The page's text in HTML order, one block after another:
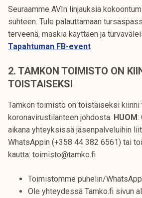
Seuraamme AVIn linjauksia
suhteen. Tule palauttamaan
terveenä, maskia käyttäen ja
Tapahtuman FB-event
2. TAMKON TOIMISTO ON
TOISTAISEKSI
Tamkon toimisto on toistaiseksi kiinni
koronavirustilanteen johdosta. HUOM:
aikana yhteyksissä jäsenpalveluihin
WhatsAppin (+358 44 382 6561) tai
kautta: toimisto@tamko.fi
Toimistomme puhelin/
Ole yhteydessä Tamko.fi sivun